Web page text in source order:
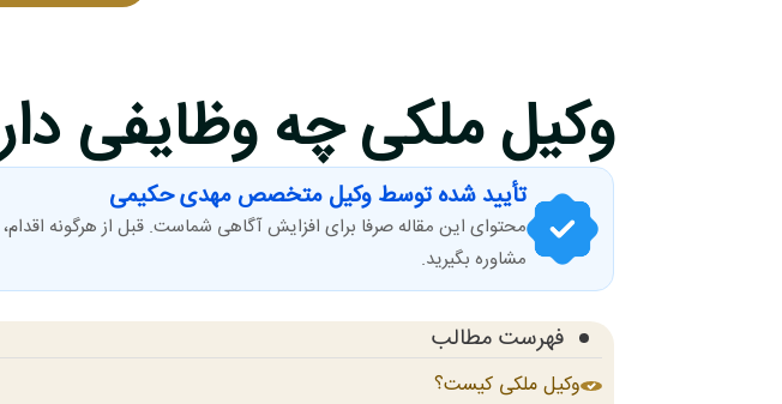
وکیل ملکی چه وظایفی
تأیید شده توسط وکیل متخصص مهدی حکیمی
محتوای این مقاله صرفا برای افزایش آگاهی شماست. قبل از هرگونه
مشاوره بگیرید.
فهرست مطالب
وکیل ملکی کیست؟